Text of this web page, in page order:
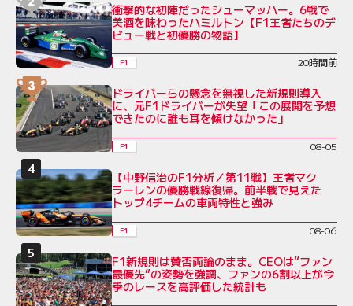
衝撃的な初陣だったシューマッハー。6戦で
美酒を味わったハミルトン【F1王者たちのデ
ビュー戦と初優勝の物語】
F1 20時間前
ドライバーらの懸念を無視した新規則導入
に、元F1ドライバーが失望「この展開を予想
できたのに誰も耳を傾けなかった」
F1 08-05
【中野信治のF1分析／第11戦】王者マク
ラーレンの優勝戦線復帰。前半戦で見えた
トップ4チームの車両特性と強み
F1 08-06
F1新規則は賛否両論のまま。CEOは“ファン
最優先”の姿勢を強調、ファンの6割以上が今
季のレースを高評価した統計も